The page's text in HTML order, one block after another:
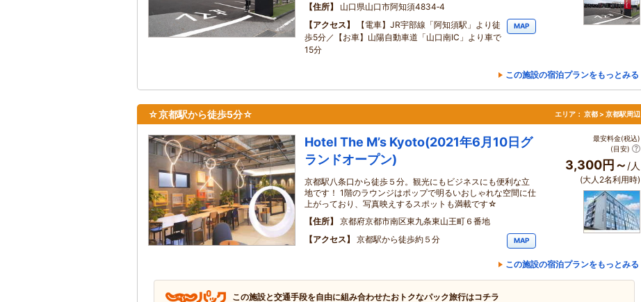
住所
山口県山口市阿知須4834‐4
アクセス
【電車】JR宇部線「阿知須駅」より徒
歩5分／【お車】山陽自動車道「山口南IC」より車で
15分
MAP
この施設の宿泊プランをもっとみる
☆京都駅から徒歩5分☆ エリア： 京都 > 京都駅周辺
Hotel The M’s Kyoto(2021年6月10日グ
ランドオープン)
京都駅八条口から徒歩５分。観光にもビジネスにも便利な立
地です！ 1階のラウンジはポップで明るいおしゃれな空間に仕
上がっており、写真映えするスポットも満載です☆
住所
京都府京都市南区東九条東山王町６番地
アクセス
京都駅から徒歩約５分 MAP
最安料金(税込)
(目安)
3,300円～ /人
(大人2名利用時)
この施設の宿泊プランをもっとみる
この施設と交通手段を自由に組み合わせたおトクなパック旅行はコチラ